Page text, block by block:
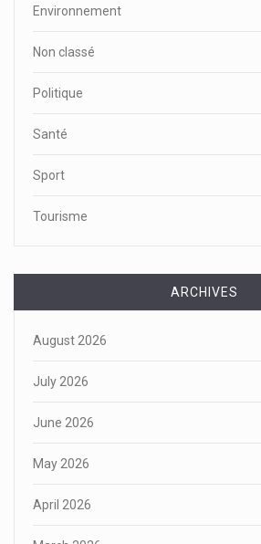
Environnement
Non classé
Politique
Santé
Sport
Tourisme
ARCHIVES
August 2026
July 2026
June 2026
May 2026
April 2026